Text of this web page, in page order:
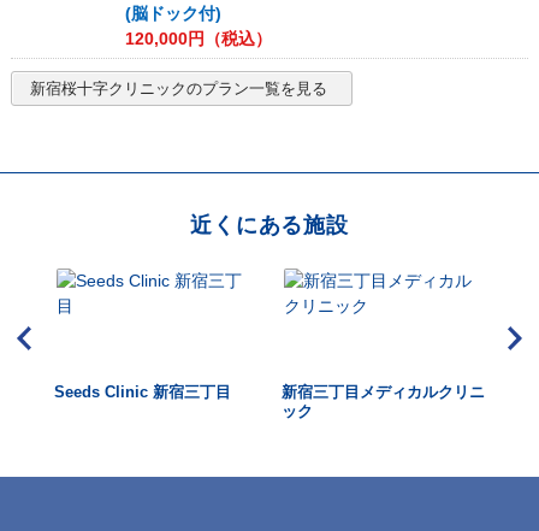
(脳ドック付)
120,000円（税込）
新宿桜十字クリニックのプラン一覧を見る
近くにある施設
Seeds Clinic 新宿三丁目
新宿三丁目メディカルクリニ
ック